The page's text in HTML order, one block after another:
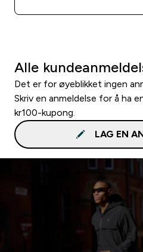
Alle
Det er for øyeblikket ingen
Skriv en anmeldelse for å ha
kr100-kupong.
LAG EN